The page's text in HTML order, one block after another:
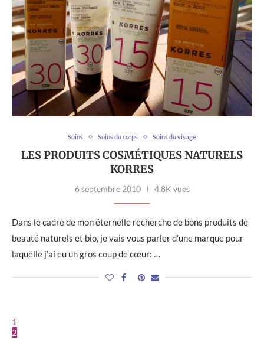
Soins Soins du corps Soins du visage
LES PRODUITS COSMÉTIQUES NATURELS
KORRES
6 septembre 2010 4,8K vues
Dans le cadre de mon éternelle recherche de bons produits de
beauté naturels et bio, je vais vous parler d’une marque pour
laquelle j’ai eu un gros coup de cœur: …
1
2